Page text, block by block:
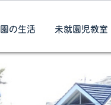
園の生活 未就園児教室